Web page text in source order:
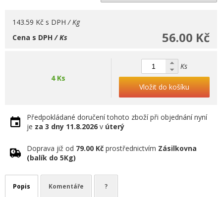
143.59 Kč s DPH / Kg
56.00 Kč
Cena s DPH/ Ks
4 Ks
Ks
Vložit do košíku
Předpokládané doručení tohoto zboží při objednání nyní
je za 3 dny 11.8.2026 v úterý
Doprava již od 79.00 Kč prostřednictvím Zásilkovna
(balík do 5Kg)
Popis Komentáře ?